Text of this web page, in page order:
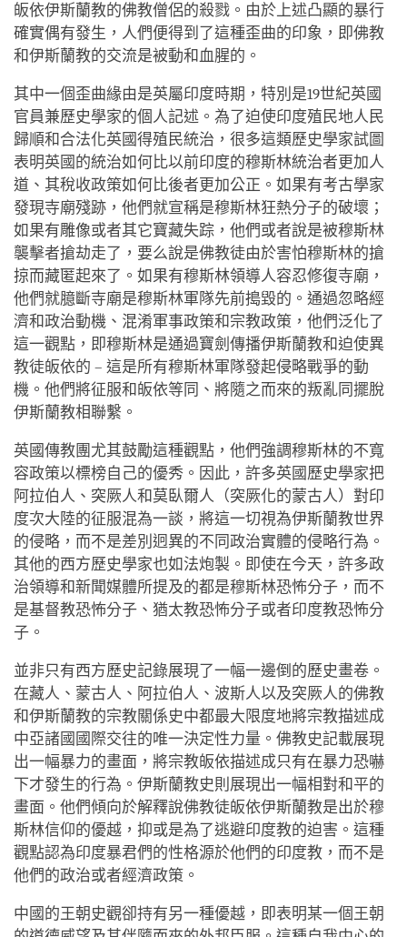
皈依伊斯蘭教的佛教僧侶的殺戮。由於上述凸顯的暴行
確實偶有發生，人們便得到了這種歪曲的印象，即佛教
和伊斯蘭教的交流是被動和血腥的。
其中一個歪曲緣由是英屬印度時期，特別是19世紀英國
官員兼歷史學家的個人記述。為了迫使印度殖民地人民
歸順和合法化英國得殖民統治，很多這類歷史學家試圖
表明英國的統治如何比以前印度的穆斯林統治者更加人
道、其稅收政策如何比後者更加公正。如果有考古學家
發現寺廟殘跡，他們就宣稱是穆斯林狂熱分子的破壞；
如果有雕像或者其它寶藏失踪，他們或者說是被穆斯林
襲擊者搶劫走了，要么說是佛教徒由於害怕穆斯林的搶
掠而藏匿起來了。如果有穆斯林領導人容忍修復寺廟，
他們就臆斷寺廟是穆斯林軍隊先前搗毀的。通過忽略經
濟和政治動機、混淆軍事政策和宗教政策，他們泛化了
這一觀點，即穆斯林是通過寶劍傳播伊斯蘭教和迫使異
教徒皈依的 – 這是所有穆斯林軍隊發起侵略戰爭的動
機。他們將征服和皈依等同、將隨之而來的叛亂同擺脫
伊斯蘭教相聯繫。
英國傳教團尤其鼓勵這種觀點，他們強調穆斯林的不寬
容政策以標榜自己的優秀。因此，許多英國歷史學家把
阿拉伯人、突厥人和莫臥爾人（突厥化的蒙古人）對印
度次大陸的征服混為一談，將這一切視為伊斯蘭教世界
的侵略，而不是差別迥異的不同政治實體的侵略行為。
其他的西方歷史學家也如法炮製。即使在今天，許多政
治領導和新聞媒體所提及的都是穆斯林恐怖分子，而不
是基督教恐怖分子、猶太教恐怖分子或者印度教恐怖分
子。
並非只有西方歷史記錄展現了一幅一邊倒的歷史畫卷。
在藏人、蒙古人、阿拉伯人、波斯人以及突厥人的佛教
和伊斯蘭教的宗教關係史中都最大限度地將宗教描述成
中亞諸國國際交往的唯一決定性力量。佛教史記載展現
出一幅暴力的畫面，將宗教皈依描述成只有在暴力恐嚇
下才發生的行為。伊斯蘭教史則展現出一幅相對和平的
畫面。他們傾向於解釋說佛教徒皈依伊斯蘭教是出於穆
斯林信仰的優越，抑或是為了逃避印度教的迫害。這種
觀點認為印度暴君們的性格源於他們的印度教，而不是
他們的政治或者經濟政策。
中國的王朝史觀卻持有另一種優越，即表明某一個王朝